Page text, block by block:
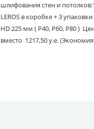
шлифования стен и
LEROS в коробке + 3
HD 225 мм ( P40, P60, P80 )
вместо 1217,50 у.е. (Экономия